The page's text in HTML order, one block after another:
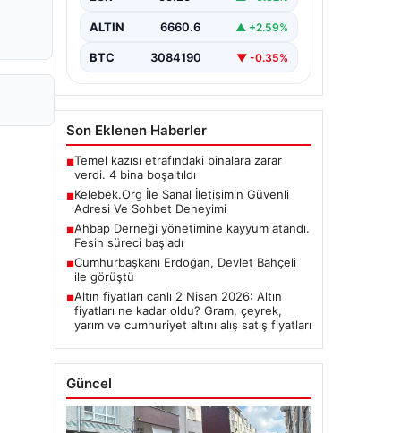
ALTIN 6660.6 ▲ +2.59%
BTC 3084190 ▼ -0.35%
Son Eklenen Haberler
■Temel kazısı etrafındaki binalara zarar
verdi. 4 bina boşaltıldı
■Kelebek.Org İle Sanal İletişimin Güvenli
Adresi Ve Sohbet Deneyimi
■Ahbap Derneği yönetimine kayyum atandı.
Fesih süreci başladı
■Cumhurbaşkanı Erdoğan, Devlet Bahçeli
ile görüştü
■Altın fiyatları canlı 2 Nisan 2026: Altın
fiyatları ne kadar oldu? Gram, çeyrek,
yarım ve cumhuriyet altını alış satış fiyatları
Güncel